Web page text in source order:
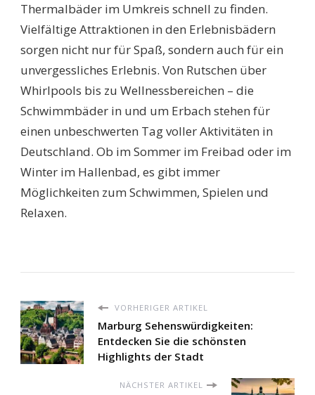
Thermalbäder im Umkreis schnell zu finden.
Vielfältige Attraktionen in den Erlebnisbädern
sorgen nicht nur für Spaß, sondern auch für ein
unvergessliches Erlebnis. Von Rutschen über
Whirlpools bis zu Wellnessbereichen – die
Schwimmbäder in und um Erbach stehen für
einen unbeschwerten Tag voller Aktivitäten in
Deutschland. Ob im Sommer im Freibad oder im
Winter im Hallenbad, es gibt immer
Möglichkeiten zum Schwimmen, Spielen und
Relaxen.
VORHERIGER ARTIKEL
Marburg Sehenswürdigkeiten:
Entdecken Sie die schönsten
Highlights der Stadt
NÄCHSTER ARTIKEL